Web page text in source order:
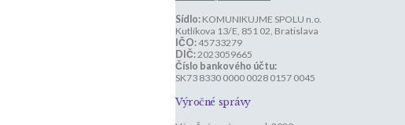
Sídlo: KOMUNIKUJME SPOLU n.o.
Kutlíkova 13/E, 851 02, Bratislava
IČO:45733279
DIČ:2023059665
Číslo bankového účtu:
SK73 8330 0000 0028 0157 0045
Výročné správy